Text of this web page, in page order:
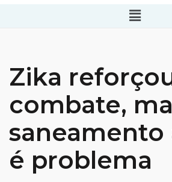
Zika
combate,
saneamento
é problema